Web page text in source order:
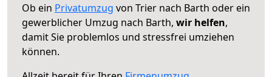
Ob ein Privatumzug von Trier nach Barth oder ein
gewerblicher Umzug nach Barth, wir helfen,
damit Sie problemlos und stressfrei umziehen
können.